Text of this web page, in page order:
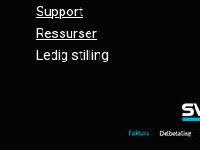
Support
Ressurser
Ledig stilling